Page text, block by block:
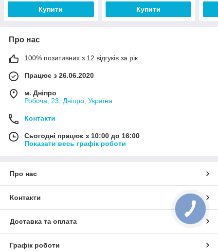
Купити Купити
Про нас
100% позитивних з 12 відгуків за рік
Працює з 26.06.2020
м. Дніпро
Робоча, 23, Дніпро, Україна
Контакти
Сьогодні працює з 10:00 до 16:00
Показати весь графік роботи
Про нас
Контакти
Доставка та оплата
Графік роботи